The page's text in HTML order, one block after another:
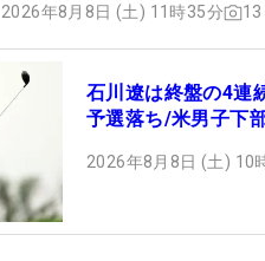
2026年8月8日 (土) 11時35分 13
石川遼は終盤の4
予選落ち/米男子下
2026年8月8日 (土) 10